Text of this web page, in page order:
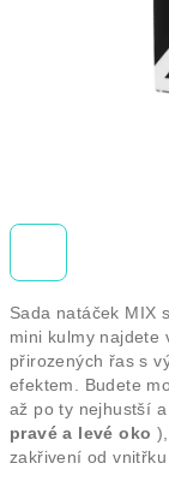
Sada natáček MIX
mini kulmy najdete
přirozených řas s
efektem.
Budete
až po ty nejhustší a
pravé a levé oko
zakřivení od vnitřku